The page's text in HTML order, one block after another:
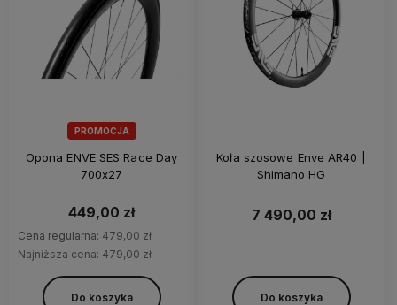
PROMOCJA
Opona ENVE SES Race Day
700x27
449,00 zł
Cena regularna: 479,00 zł
Najniższa cena: 479,00 zł
Do koszyka
Koła szosowe Enve AR40 |
Shimano HG
7 490,00 zł
Do koszyka